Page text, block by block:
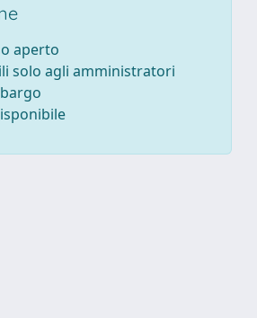
aperto
solo agli amministratori